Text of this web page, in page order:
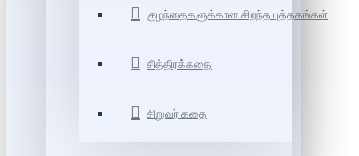
குழந்தைகளுக்கான சிறந்த புத்தகங்கள்
சித்திரக்கதை
சிறுவர் கதை